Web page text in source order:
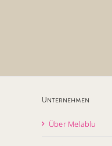
Unternehmen
Über Melablu